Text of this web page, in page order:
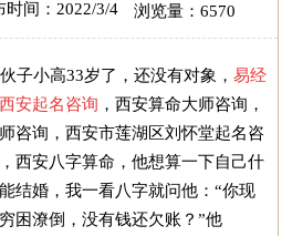
时间：2022/3/4 浏览量：6570
子小高33岁了，还没有对象， 易经
西安起名咨询 ， 西安算命大师咨询 ，
咨询 ， 西安市莲湖区刘怀堂起名咨
， 西安八字算命 ，他想算一下自己什
结婚，我一看八字就问他：“你现
困潦倒，没有钱还欠账？”他